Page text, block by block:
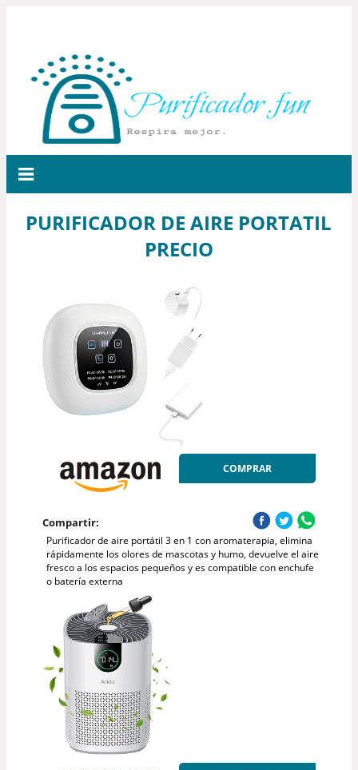
PURIFICADOR DE AIRE PORTATIL
PRECIO
COMPRAR
Compartir:
Purificador de aire portátil 3 en 1 con aromaterapia, elimina
rápidamente los olores de mascotas y humo, devuelve el aire
fresco a los espacios pequeños y es compatible con enchufe
o batería externa